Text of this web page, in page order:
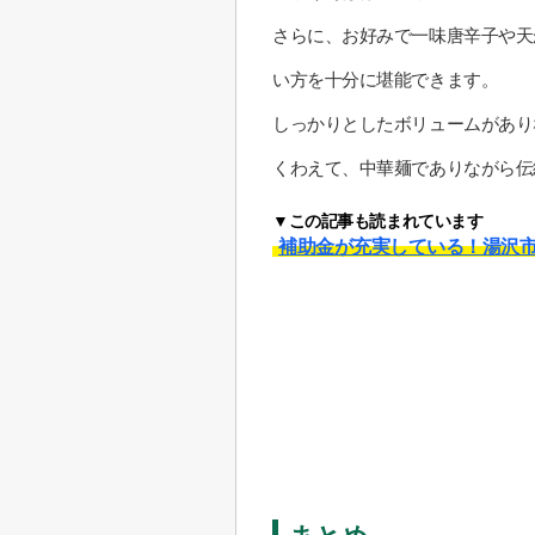
さらに、お好みで一味唐辛子や
い方を十分に堪能できます。
しっかりとしたボリュームがあ
くわえて、中華麺でありながら
▼この記事も読まれています
補助金が充実している！湯沢